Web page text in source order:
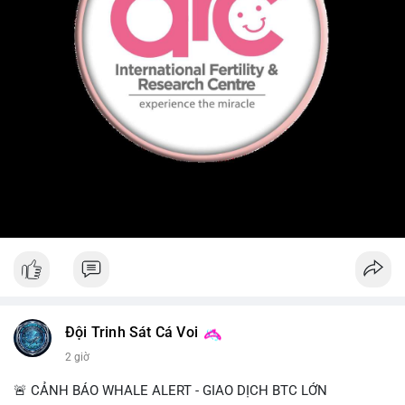
Đội Trinh Sát Cá Voi
2 giờ
🚨 CẢNH BÁO WHALE ALERT - GIAO DỊCH BTC LỚN